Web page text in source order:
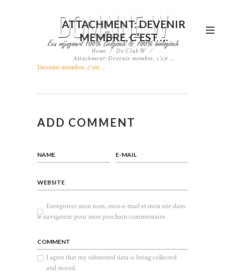
ATTACHMENT: DEVENIR
MEMBRE, C’EST …
Home
De Club W
Attachment: Devenir membre, c’est …
Devenir membre, c'est ...
ADD COMMENT
NAME E-MAIL
WEBSITE
Enregistrer mon nom, mon e-mail et mon site dans
le navigateur pour mon prochain commentaire.
COMMENT
I agree that my submitted data is being collected
and stored.